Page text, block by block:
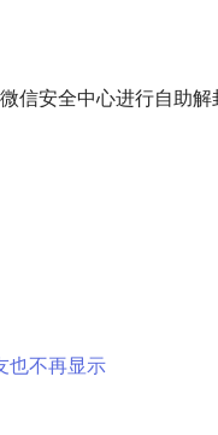
信安全中心进行自助
也不再显示